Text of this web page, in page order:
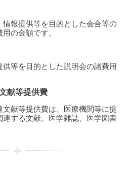
情報提供等を目的とした会合等の
の金額です。
等を目的とした説明会の諸費用
献等提供費
文献等提供費は、医療機関等に提
連する文献、医学雑誌、医学図書